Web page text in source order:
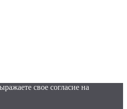
свое согласие на